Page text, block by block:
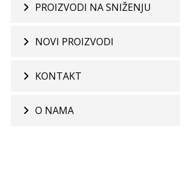
PROIZVODI NA SNIŽENJU
NOVI PROIZVODI
KONTAKT
O NAMA